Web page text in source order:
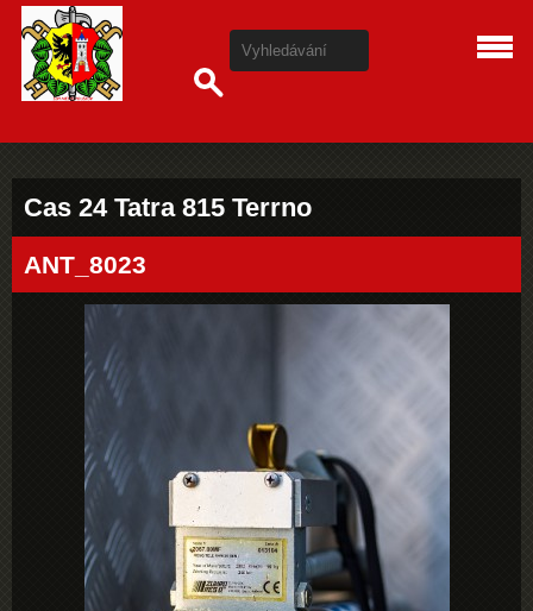
Cas 24 Tatra 815 Terrno
ANT_8023